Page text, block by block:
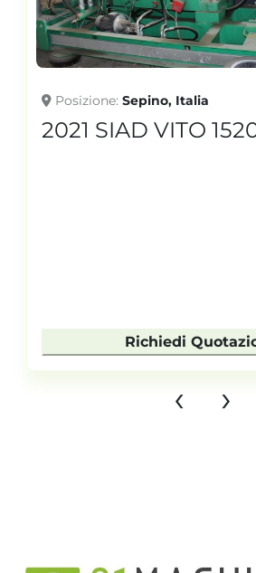
Posizione Sepino, Italia
2021 SIAD VITO
Richiedi
‹ ›